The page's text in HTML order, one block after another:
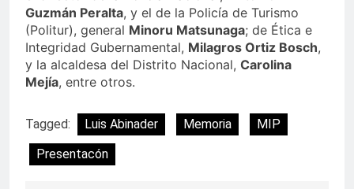
Guzmán Peralta, y el de la Policía de Turismo
(Politur), general Minoru Matsunaga; de Ética e
Integridad Gubernamental, Milagros Ortiz Bosch,
y la alcaldesa del Distrito Nacional, Carolina
Mejía, entre otros.
Tagged: Luis Abinader Memoria
MIP
Presentacón